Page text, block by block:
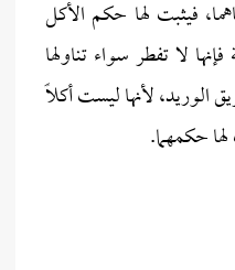
فيثبت لها حكم الأكل
لا تفطر سواء تناولها
لأنها ليست أكلاً
حكمهما.